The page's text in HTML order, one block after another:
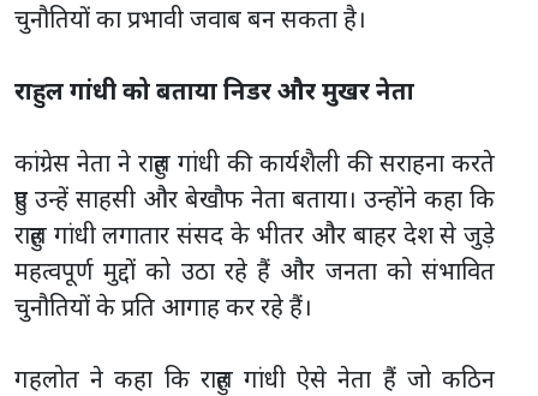
चुनौतियों का प्रभावी जवाब बन सकता है।
राहुल गांधी को बताया निडर और मुखर नेता
कांग्रेस नेता ने राहुल गांधी की कार्यशैली की सराहना करते
हुए उन्हें साहसी और बेखौफ नेता बताया। उन्होंने कहा कि
राहुल गांधी लगातार संसद के भीतर और बाहर देश से जुड़े
महत्वपूर्ण मुद्दों को उठा रहे हैं और जनता को संभावित
चुनौतियों के प्रति आगाह कर रहे हैं।
गहलोत ने कहा कि राहुल गांधी ऐसे नेता हैं जो कठिन